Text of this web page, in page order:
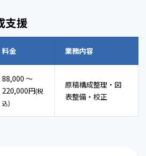
支援
料金 業務内容
88,000 〜
220,000円(税
込)
原稿構成整理・図
表整備・校正